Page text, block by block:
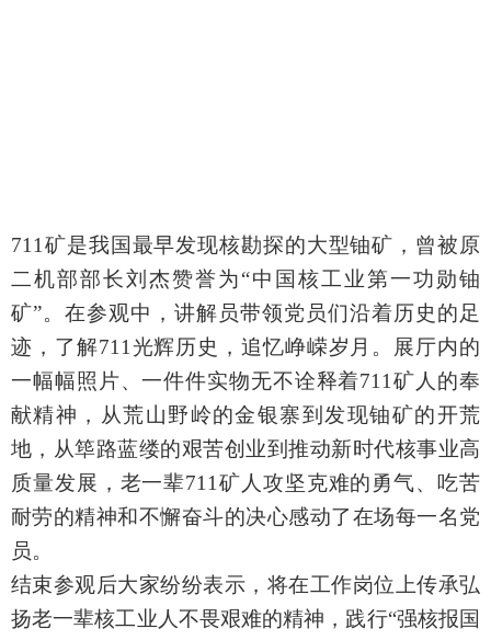
711矿是我国最早发现核勘探的大型铀矿，曾被原
二机部部长刘杰赞誉为“中国核工业第一功勋铀
矿”。在参观中，讲解员带领党员们沿着历史的足
迹，了解711光辉历史，追忆峥嵘岁月。展厅内的
一幅幅照片、一件件实物无不诠释着711矿人的奉
献精神，从荒山野岭的金银寨到发现铀矿的开荒
地，从筚路蓝缕的艰苦创业到推动新时代核事业高
质量发展，老一辈711矿人攻坚克难的勇气、吃苦
耐劳的精神和不懈奋斗的决心感动了在场每一名党
员。
结束参观后大家纷纷表示，将在工作岗位上传承弘
扬老一辈核工业人不畏艰难的精神，践行“强核报国